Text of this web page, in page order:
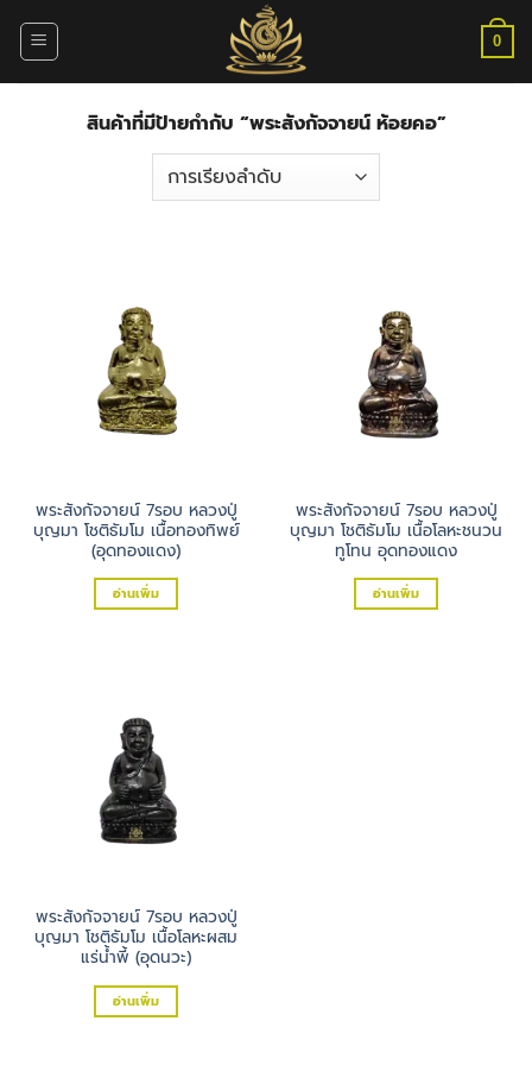
0
สินค้าที่มีป้ายกำกับ “พระสังกัจจายน์ ห้อยคอ”
พระสังกัจจายน์ 7รอบ หลวงปู่
บุญมา โชติธัมโม เนื้อทองทิพย์
(อุดทองแดง)
อ่านเพิ่ม
พระสังกัจจายน์ 7รอบ หลวงปู่
บุญมา โชติธัมโม เนื้อโลหะชนวน
ทูโทน อุดทองแดง
อ่านเพิ่ม
พระสังกัจจายน์ 7รอบ หลวงปู่
บุญมา โชติธัมโม เนื้อโลหะผสม
แร่น้ำพี้ (อุดนวะ)
อ่านเพิ่ม